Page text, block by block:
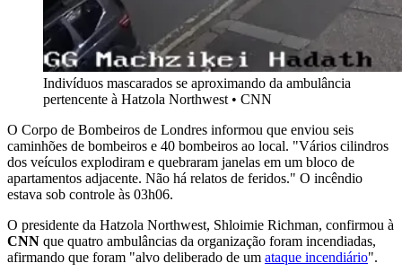
Indivíduos mascarados se aproximando da ambulância
pertencente à Hatzola Northwest • CNN
O Corpo de Bombeiros de Londres informou que enviou seis
caminhões de bombeiros e 40 bombeiros ao local. "Vários cilindros
dos veículos explodiram e quebraram janelas em um bloco de
apartamentos adjacente. Não há relatos de feridos." O incêndio
estava sob controle às 03h06.
O presidente da Hatzola Northwest, Shloimie Richman, confirmou à
CNN que quatro ambulâncias da organização foram incendiadas,
afirmando que foram "alvo deliberado de um ataque incendiário".